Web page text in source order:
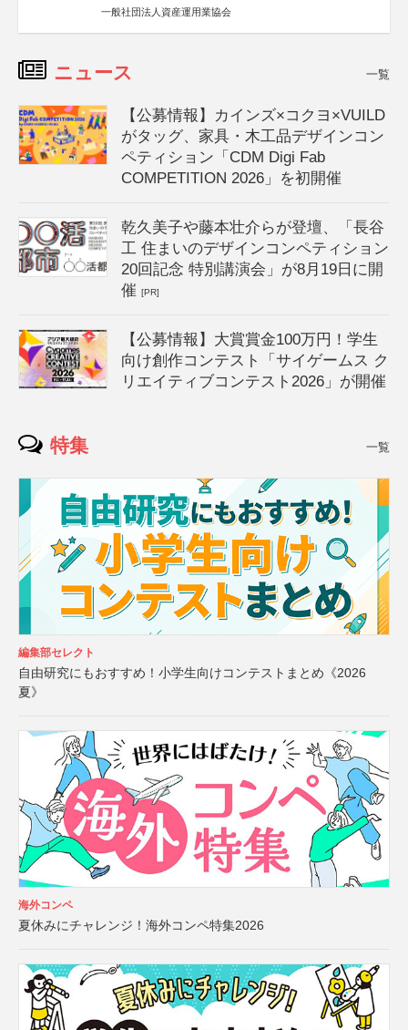
一般社団法人資産運用業協会
ニュース 一覧
【公募情報】カインズ×コクヨ×VUILD
がタッグ、家具・木工品デザインコン
ペティション「CDM Digi Fab
COMPETITION 2026」を初開催
乾久美子や藤本壮介らが登壇、「長谷
工 住まいのデザインコンペティション
20回記念 特別講演会」が8月19日に開
催[PR]
【公募情報】大賞賞金100万円！学生
向け創作コンテスト「サイゲームス ク
リエイティブコンテスト2026」が開催
特集 一覧
編集部セレクト
自由研究にもおすすめ！小学生向けコンテストまとめ《2026
夏》
海外コンペ
夏休みにチャレンジ！海外コンペ特集2026